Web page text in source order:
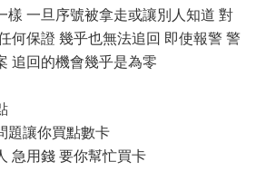
樣 一旦序號被拿走或讓別人知道 對
何保證 幾乎也無法追回 即使報警 警
追回的機會幾乎是為零
題讓你買點數卡
急用錢 要你幫忙買卡